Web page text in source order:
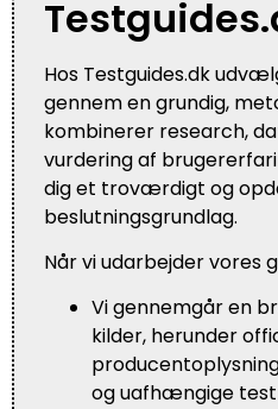
Hos Testguides.dk
gennem en grundig,
kombinerer research,
vurdering af
dig et troværdigt og
beslutningsgrundlag.
Når vi udarbejder vores
Vi gennemgår en
kilder, herunder
og uafhængige